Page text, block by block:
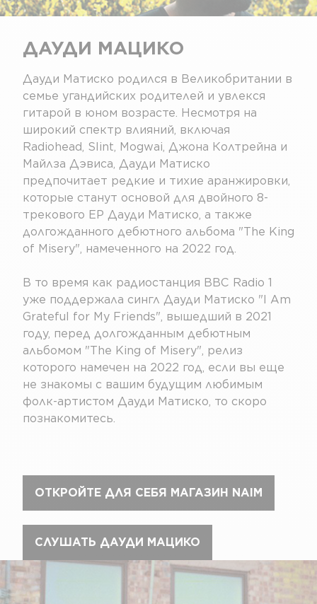
ДАУДИ МАЦИКО
Дауди Матиско родился в Великобритании в
семье угандийских родителей и увлекся
гитарой в юном возрасте. Несмотря на
широкий спектр влияний, включая
Radiohead, Slint, Mogwai, Джона Колтрейна и
Майлза Дэвиса, Дауди Матиско
предпочитает редкие и тихие аранжировки,
которые станут основой для двойного 8-
трекового EP Дауди Матиско, а также
долгожданного дебютного альбома "The King
of Misery", намеченного на 2022 год.
В то время как радиостанция BBC Radio 1
уже поддержала сингл Дауди Матиско "I Am
Grateful for My Friends", вышедший в 2021
году, перед долгожданным дебютным
альбомом "The King of Misery", релиз
которого намечен на 2022 год, если вы еще
не знакомы с вашим будущим любимым
фолк-артистом Дауди Матиско, то скоро
познакомитесь.
ОТКРОЙТЕ ДЛЯ СЕБЯ МАГАЗИН NAIM
СЛУШАТЬ ДАУДИ МАЦИКО